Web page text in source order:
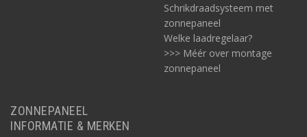
Schrikdraadsysteem met
zonnepaneel
Welke laadregelaar?
>>> Méér over montage
zonnepaneel
ZONNEPANEEL
INFORMATIE & MERKEN